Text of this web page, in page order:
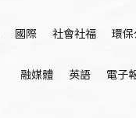
國際 社會社福 環
融媒體 英語 電子